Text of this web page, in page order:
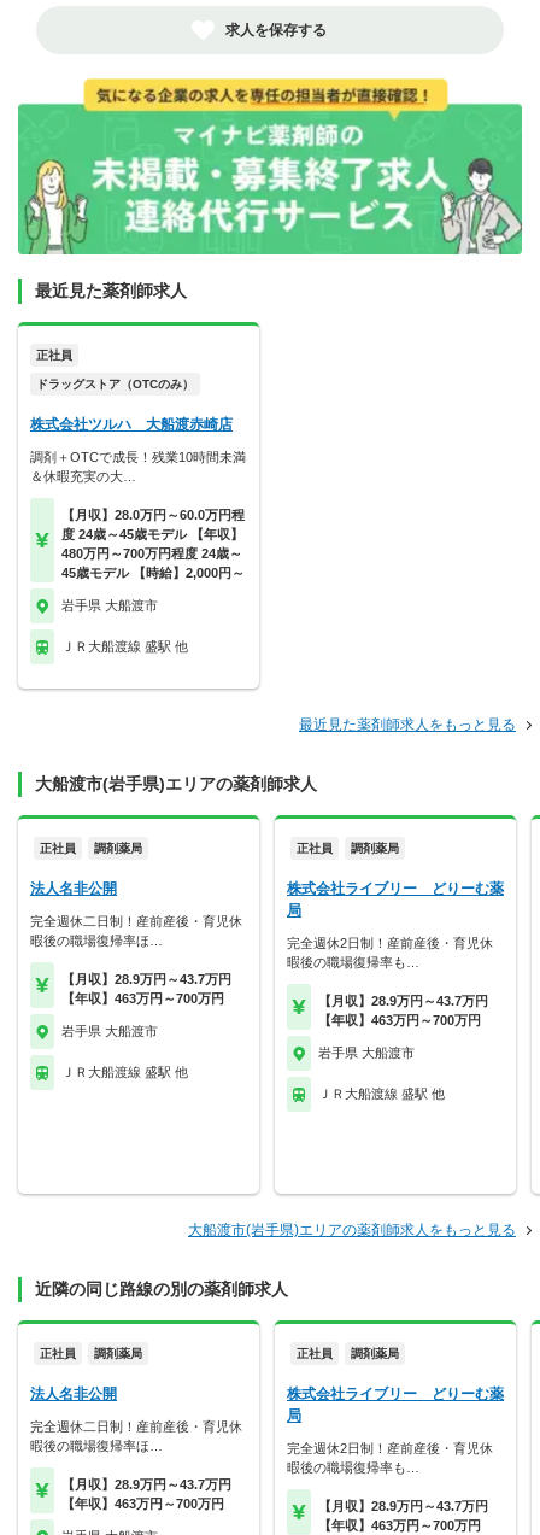
求人を保存する
最近見た薬剤師求人
正社員
ドラッグストア（OTCのみ）
株式会社ツルハ 大船渡赤崎店
調剤＋OTCで成長！残業10時間未満
＆休暇充実の大…
【月収】28.0万円～60.0万円程
度 24歳～45歳モデル 【年収】
480万円～700万円程度 24歳～
45歳モデル 【時給】2,000円～
岩手県 大船渡市
ＪＲ大船渡線 盛駅 他
最近見た薬剤師求人をもっと見る
大船渡市(岩手県)エリアの薬剤師求人
正社員 調剤薬局
法人名非公開
完全週休二日制！産前産後・育児休
暇後の職場復帰率ほ…
【月収】28.9万円～43.7万円
【年収】463万円～700万円
岩手県 大船渡市
ＪＲ大船渡線 盛駅 他
正社員 調剤薬局
株式会社ライブリー どりーむ薬
局
完全週休2日制！産前産後・育児休
暇後の職場復帰率も…
【月収】28.9万円～43.7万円
【年収】463万円～700万円
岩手県 大船渡市
ＪＲ大船渡線 盛駅 他
大船渡市(岩手県)エリアの薬剤師求人をもっと見る
近隣の同じ路線の別の薬剤師求人
正社員 調剤薬局
法人名非公開
完全週休二日制！産前産後・育児休
暇後の職場復帰率ほ…
【月収】28.9万円～43.7万円
【年収】463万円～700万円
正社員 調剤薬局
株式会社ライブリー どりーむ薬
局
完全週休2日制！産前産後・育児休
暇後の職場復帰率も…
【月収】28.9万円～43.7万円
【年収】463万円～700万円